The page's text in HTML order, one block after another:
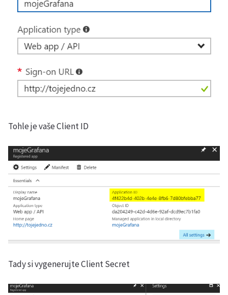
Tohle je vaše Client ID
Tady si vygenerujte Client Secret